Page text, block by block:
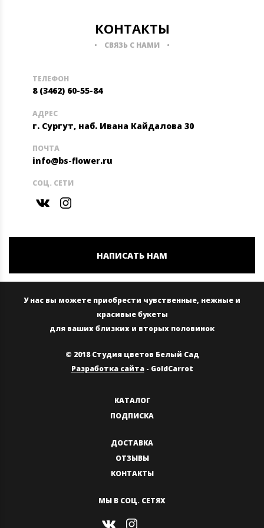
КОНТАКТЫ
СВЯЗЬ С НАМИ
ТЕЛЕФОН
8 (3462) 60-55-84
АДРЕС
г. Сургут, наб. Ивана Кайдалова 30
ПОЧТА
info@bs-flower.ru
СОЦ. СЕТИ
НАПИСАТЬ НАМ
У нас вы можете приобрести чувственные, нежные и
красивые букеты
для ваших близких и вторых половинок
© 2018 Студия цветов Белый Сад
Разработка сайта- GoldCarrot
КАТАЛОГ
ПОДПИСКА
ДОСТАВКА
ОТЗЫВЫ
КОНТАКТЫ
МЫ В СОЦ. СЕТЯХ